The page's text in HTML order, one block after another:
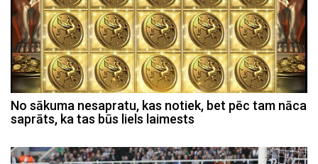
No sākuma nesapratu, kas notiek, bet pēc tam nāca
saprāts, ka tas būs liels laimests